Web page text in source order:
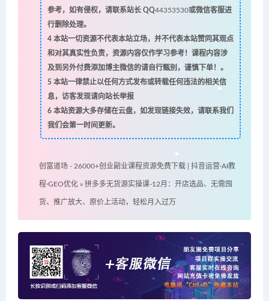
参考，如有侵权，请联系站长 QQ44353530或微信客服进
行删除处理。
4本站一切资源不代表本站立场，并不代表本站赞同其观点
和对其真实性负责，资源内容仅作学习参考！课程内容涉
及到另外付费添加博主微信的请自行甄别，谨慎下单！。
5本站一律禁止以任何方式发布或转载任何违法的相关信
息，访客发现请向站长举报
6本站资源大多存储在云盘，如发现链接失效，请联系我们
我们会第一时间更新。
创富道场 - 26000+创业副业课程资源免费下载 | 抖音运营·AI教
程·GEO优化 » 拼多多无货源实操课-12月：开店选品、无需囤
货、推广放大、原价上活动，轻松月入过万